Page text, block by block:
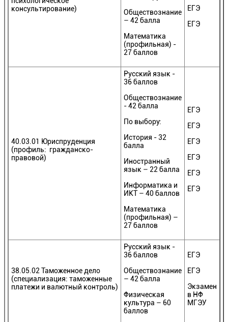
консультирование)
Обществознание
– 42 балла
Математика
(профильная) -
27 баллов
ЕГЭ
ЕГЭ
40.03.01 Юриспруденция
(профиль: гражданско-
правовой)
Русский язык -
36 баллов
Обществознание
- 42 балла
По выбору:
История - 32
балла
Иностранный
язык – 22 балла
Информатика и
ИКТ – 40 баллов
Математика
(профильная) –
27 баллов
ЕГЭ
ЕГЭ
ЕГЭ
ЕГЭ
ЕГЭ
ЕГЭ
38.05.02 Таможенное дело
(специализация: таможенные
платежи и валютный контроль)
Русский язык -
36 баллов
Обществознание
– 42 балла
Физическая
культура – 60
баллов
ЕГЭ
ЕГЭ
Экзамен
в НФ
МГЭУ